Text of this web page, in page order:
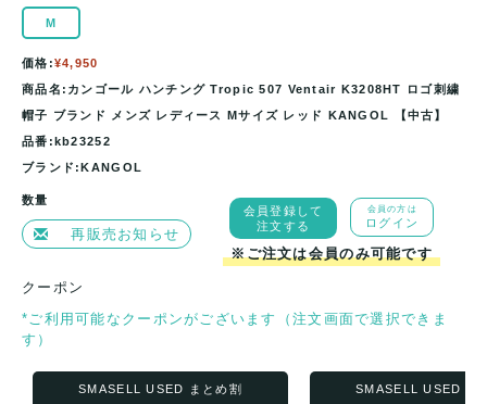
M
価格:¥4,950
商品名:カンゴール ハンチング Tropic 507 Ventair K3208HT ロゴ刺繍
帽子 ブランド メンズ レディース Mサイズ レッド KANGOL 【中古】
品番:kb23252
ブランド:KANGOL
数量
再販売お知らせ
会員登録して
注文する
会員の方は
ログイン
※ご注文は会員のみ可能です
クーポン
*ご利用可能なクーポンがございます（注文画面で選択できま
す）
SMASELL USED まとめ割 SMASELL USED ま